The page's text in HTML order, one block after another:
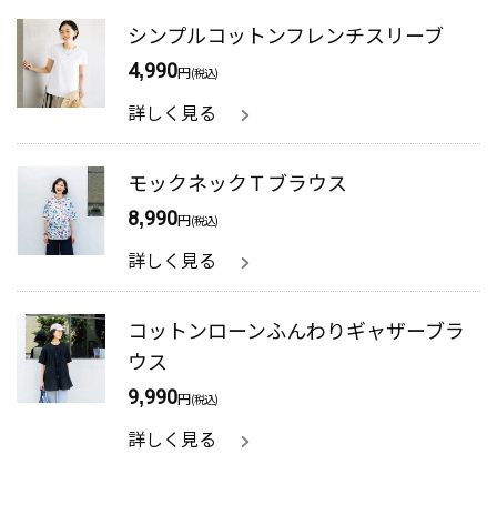
シンプルコットンフレンチスリーブ
4,990円(税込)
詳しく見る
モックネックＴブラウス
8,990円(税込)
詳しく見る
コットンローンふんわりギャザーブラ
ウス
9,990円(税込)
詳しく見る